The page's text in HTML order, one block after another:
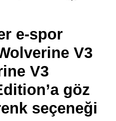
e-spor
V3
V3
göz
seçeneği